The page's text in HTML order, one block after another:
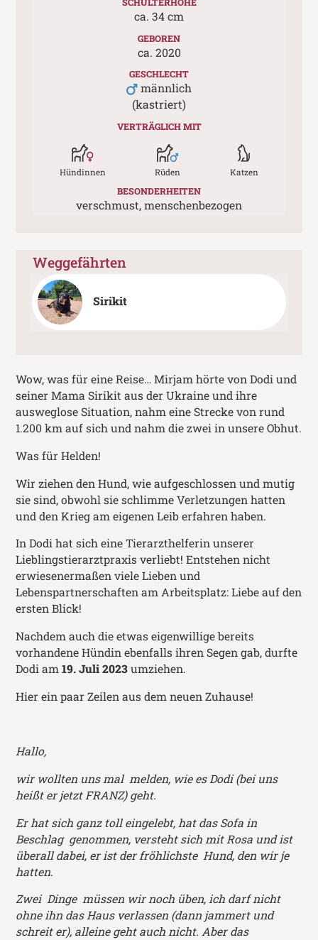
Wow, was für eine Reise… Mirjam hörte von Dodi und
seiner Mama Sirikit aus der Ukraine und ihre
ausweglose Situation, nahm eine Strecke von rund
1.200 km auf sich und nahm die zwei in unsere Obhut.
Was für Helden!
Wir ziehen den Hund, wie aufgeschlossen und mutig
sie sind, obwohl sie schlimme Verletzungen hatten
und den Krieg am eigenen Leib erfahren haben.
In Dodi hat sich eine Tierarzthelferin unserer
Lieblingstierarztpraxis verliebt! Entstehen nicht
erwiesenermaßen viele Lieben und
Lebenspartnerschaften am Arbeitsplatz: Liebe auf den
ersten Blick!
Nachdem auch die etwas eigenwillige bereits
vorhandene Hündin ebenfalls ihren Segen gab, durfte
Dodi am19. Juli 2023 umziehen.
Hier ein paar Zeilen aus dem neuen Zuhause!
Hallo,
wir wollten uns mal melden, wie es Dodi (bei uns
heißt er jetzt FRANZ) geht.
Er hat sich ganz toll eingelebt, hat das Sofa in
Beschlag genommen, versteht sich mit Rosa und ist
überall dabei, er ist der fröhlichste Hund, den wir je
hatten.
Zwei Dinge müssen wir noch üben, ich darf nicht
ohne ihn das Haus verlassen (dann jammert und
schreit er), alleine geht auch nicht. Aber das
SCHULTERHÖHE
ca. 34 cm
GEBOREN
ca. 2020
GESCHLECHT
männlich
(kastriert)
VERTRÄGLICH MIT
Hündinnen Rüden Katzen
BESONDERHEITEN
verschmust, menschenbezogen
Weggefährten
Sirikit